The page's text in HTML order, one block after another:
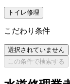
トイレ修理
こだわり条件
選択されていません
この条件で検索する